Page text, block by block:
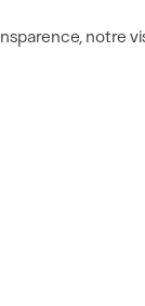
notre